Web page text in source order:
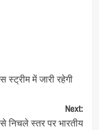
में जारी रहेगी
Next:
स्तर पर भारतीय